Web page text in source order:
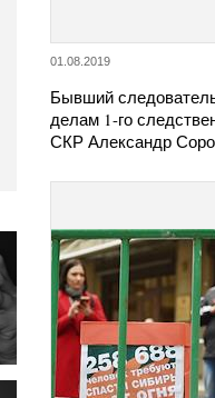
01.08.2019
Бывший
делам 1-го
СКР Александр